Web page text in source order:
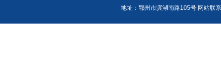
地址：鄂州市滨湖南路105号 网站